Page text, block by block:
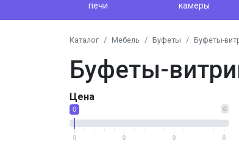
печи
камеры
Каталог Мебель Буфеты Буфеты-
Буфеты-
Цена
0
0
0 0 0 0